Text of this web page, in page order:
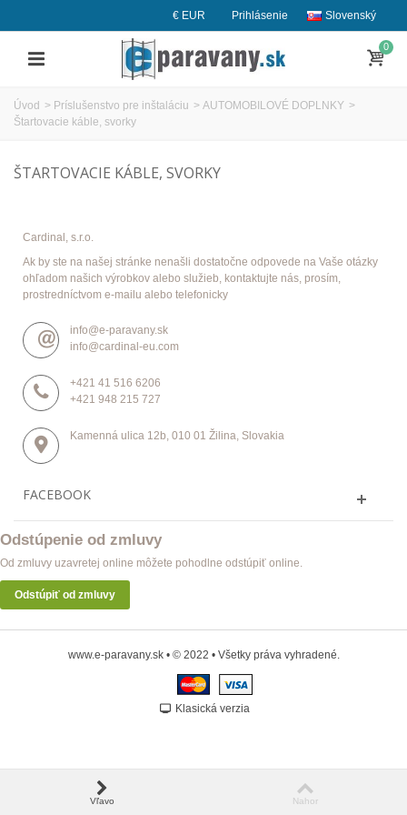
Slovenský
Prihlásenie
€ EUR
0
Úvod > Príslušenstvo pre inštaláciu > AUTOMOBILOVÉ DOPLNKY >
Štartovacie káble, svorky
ŠTARTOVACIE KÁBLE, SVORKY
Cardinal, s.r.o.
Ak by ste na našej stránke nenašli dostatočne odpovede na Vaše otázky
ohľadom našich výrobkov alebo služieb, kontaktujte nás, prosím,
prostredníctvom e-mailu alebo telefonicky
info@e-paravany.sk
info@cardinal-eu.com
+421 41 516 6206
+421 948 215 727
Kamenná ulica 12b, 010 01 Žilina, Slovakia
FACEBOOK
Odstúpenie od zmluvy
Od zmluvy uzavretej online môžete pohodlne odstúpiť online.
Odstúpiť od zmluvy
www.e-paravany.sk • © 2022 • Všetky práva vyhradené.
Klasická verzia
Vľavo Nahor